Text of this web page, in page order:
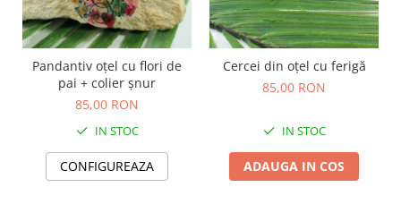
Pandantiv oțel cu flori de
pai + colier șnur
85,00 RON
IN STOC
CONFIGUREAZA
Cercei din oțel cu ferigă
85,00 RON
IN STOC
ADAUGA IN COS